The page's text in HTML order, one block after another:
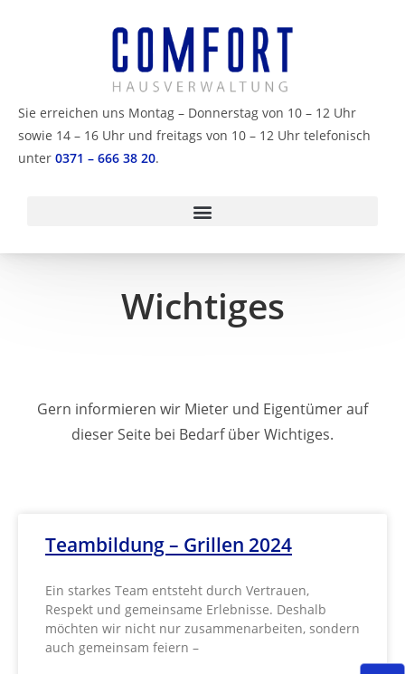
Sie erreichen uns Montag – Donnerstag von 10 – 12 Uhr
sowie 14 – 16 Uhr und freitags von 10 – 12 Uhr telefonisch
unter 0371 – 666 38 20.
Wichtiges
Gern informieren wir Mieter und Eigentümer auf
dieser Seite bei Bedarf über Wichtiges.
Teambildung – Grillen 2024
Ein starkes Team entsteht durch Vertrauen,
Respekt und gemeinsame Erlebnisse. Deshalb
möchten wir nicht nur zusammenarbeiten, sondern
auch gemeinsam feiern –